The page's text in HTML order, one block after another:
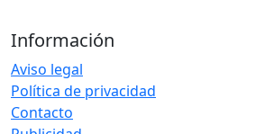
Información
Aviso legal
Política de privacidad
Contacto